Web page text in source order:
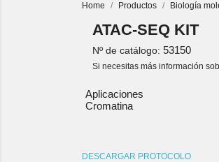
Home Productos Biología
ATAC-SEQ KIT
Nº de catálogo: 53150
Si necesitas más información
Aplicaciones
Cromatina
DESCARGAR PROTOCOLO